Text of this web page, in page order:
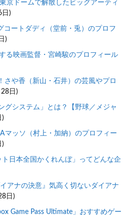
京ドームで解散したビッグアーティ
日)
コートダディ（堂前・兎）のプロフ
)
る映画監督・宮崎駿のプロフィール
さや香（新山・石井）の芸風やプロ
日)
グシステム」とは？【野球／メジャ
)
マッソ（村上・加納）のプロフィー
)
日本全国かくれんぼ」ってどんな企
アナの決意』気高く切ないダイアナ
日)
Game Pass Ultimate」おすすめゲー